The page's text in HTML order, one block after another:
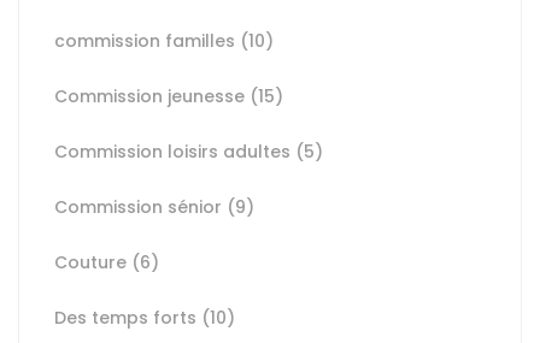
commission familles (10)
Commission jeunesse (15)
Commission loisirs adultes (5)
Commission sénior (9)
Couture (6)
Des temps forts (10)